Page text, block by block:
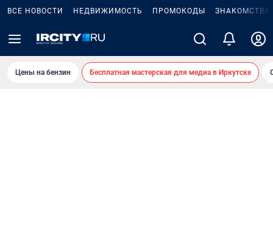
ВСЕ НОВОСТИ НЕДВИЖИМОСТЬ ПРОМОКОДЫ ЗНАКОМСТВА
Цены на бензин Бесплатная мастерская для медиа в Иркутске